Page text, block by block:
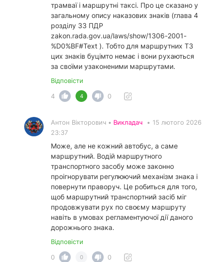
трамваї і маршрутні таксі. Про це сказано у
загальному опису наказових знаків (глава 4
розділу 33 ПДР
zakon.rada.gov.ua/laws/show/1306-2001-
%D0%BF#Text ). Тобто для маршрутних ТЗ
цих знаків буцімто немає і вони рухаються
за своїми узаконеними маршрутами.
Відповісти
4
4 0
Антон Вікторович • Викладач • 15 лютого 2026
23:37
Може, але не кожний автобус, а саме
маршрутний. Водій маршрутного
транспортного засобу може законно
проігнорувати регулюючий механізм знака і
повернути праворуч. Це робиться для того,
щоб маршрутний транспортний засіб міг
продовжувати рух по своєму маршруту
навіть в умовах регламентуючої дії даного
дорожнього знака.
Відповісти
0
0 0